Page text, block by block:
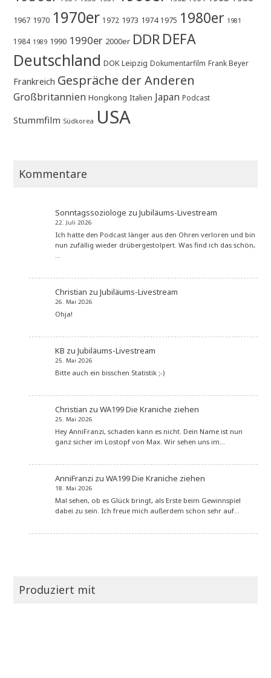
1967 1970 1970er 1972 1973 1974 1975 1980er 1981
1984 1989 1990 1990er 2000er DDR DEFA
Deutschland DOK Leipzig Dokumentarfilm Frank Beyer
Frankreich Gespräche der Anderen
Großbritannien Hongkong Italien Japan Podcast
Stummfilm Südkorea USA
Kommentare
Sonntagssoziologe zu Jubiläums-Livestream
22. Juli 2026
Ich hatte den Podcast länger aus den Ohren verloren und bin
nun zufällig wieder drübergestolpert. Was find ich das schön,
…
Christian zu Jubiläums-Livestream
26. Mai 2026
Ohja!
KB zu Jubiläums-Livestream
25. Mai 2026
Bitte auch ein bisschen Statistik ;-)
Christian zu WA199 Die Kraniche ziehen
25. Mai 2026
Hey AnniFranzi, schaden kann es nicht. Dein Name ist nun
ganz sicher im Lostopf von Max. Wir sehen uns im…
AnniFranzi zu WA199 Die Kraniche ziehen
18. Mai 2026
Mal sehen, ob es Glück bringt, als Erste beim Gewinnspiel
dabei zu sein. Ich freue mich außerdem schon sehr auf…
Produziert mit